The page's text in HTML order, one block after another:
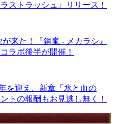
ストラッシュ』リリース！
来た！『鋼嵐 - メカラシ』
ラボ後半が開催！
を迎え、新章「氷と血の
トの報酬もお見逃し無く！